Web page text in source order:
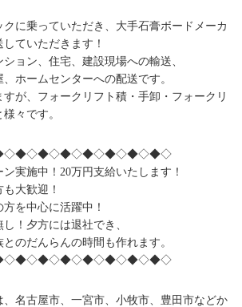
クに乗っていただき、大手石膏ボードメーカ
ていただきます！
ョン、住宅、建設現場への輸送、
ホームセンターへの配送です。
が、フォークリフト積・手卸・フォークリ
々です。
ン実施中！20万円支給いたします！
大歓迎！
方を中心に活躍中！
！夕方には退社でき、
のだんらんの時間も作れます。
名古屋市、一宮市、小牧市、豊田市などか